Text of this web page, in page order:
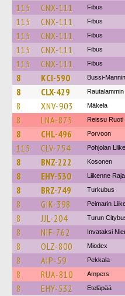
115 CNX-111 Fibus
115 CNX-111 Fibus
115 CNX-111 Fibus
115 CNX-111 Fibus
115 CNX-111 Fibus
8 KCI-590 Bussi-
8 CLX-429 Rautalammin
8 XNV-903 Mäkela
8 LNA-875 Reissu Ruoti
8 CHL-496 Porvoon
115 CLV-754 Pohjolan
8 BNZ-222 Kosonen
8 EHY-530 Liikenne
8 BRZ-749 Turkubus
8 GIK-398 Peimarin
8 JJL-204 Turun
8 NIF-762 Invataksi
8 OLZ-800 Miodex
8 AIP-59 Pekkala
8 RUA-810 Ampers
8 EHY-532 Eteläpää